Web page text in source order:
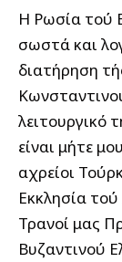
Η Ρωσία τού
σωστά και
διατήρηση
λειτουργικό
είναι μήτε
αχρείοι
Εκκλησία
Τρανοί μας
Βυζαντινού